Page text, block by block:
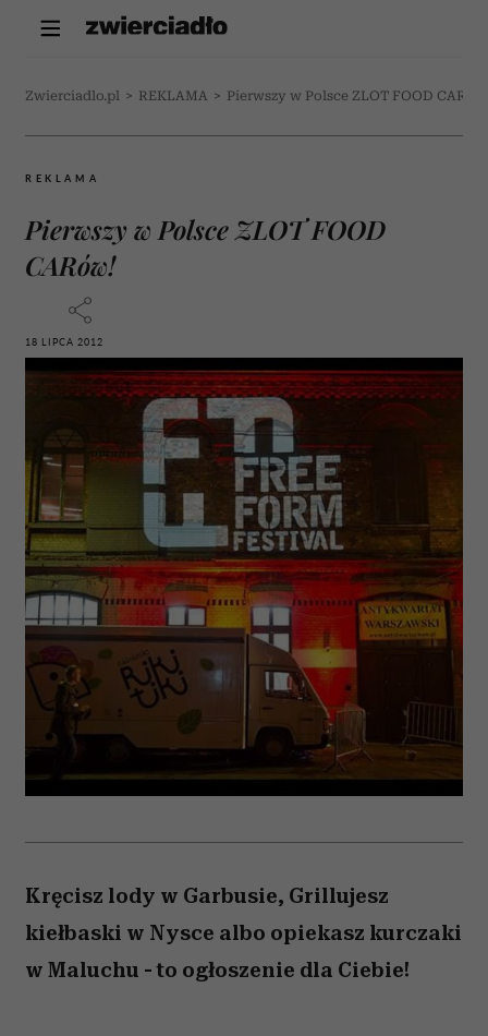
Zwierciadlo.pl > REKLAMA > Pierwszy w Polsce ZLOT FOOD
REKLAMA
Pierwszy w Polsce ZLOT FOOD
CARów!
18 LIPCA 2012
Kręcisz lody w Garbusie, Grillujesz
kiełbaski w Nysce albo opiekasz kurczaki
w Maluchu - to ogłoszenie dla Ciebie!